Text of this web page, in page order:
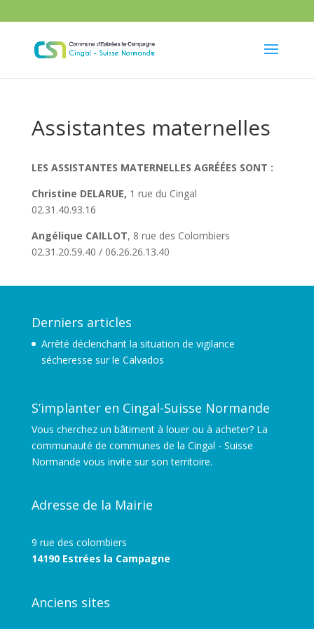
Assistantes maternelles
LES ASSISTANTES MATERNELLES AGRÉÉES SONT :
Christine DELARUE, 1 rue du Cingal
02.31.40.93.16
Angélique CAILLOT, 8 rue des Colombiers
02.31.20.59.40 / 06.26.26.13.40
Derniers articles
Arrêté déclenchant la situation de vigilance
sécheresse sur le Calvados
S’implanter en Cingal-Suisse Normande
Vous cherchez un bâtiment à louer ou à acheter? La
communauté de communes de la Cingal - Suisse
Normande vous invite sur son territoire.
Adresse de la Mairie
9 rue des colombiers
14190 Estrées la Campagne
Anciens sites